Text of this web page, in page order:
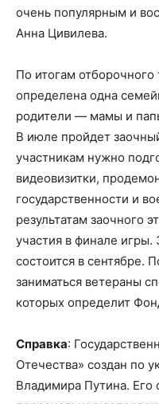
очень популярным и
Анна Цивилева.
По итогам отборочного
определена одна
родители — мамы и
В июле пройдет
участникам нужно
видеовизитки,
государственности и
результатам заочного
участия в финале
состоится в сентябре.
заниматься ветераны
которых определит
Справка:
Отечества» создан по
Владимира Путина.